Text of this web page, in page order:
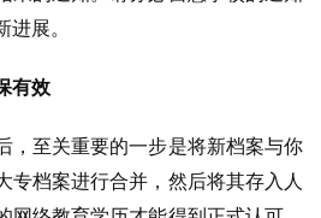
展。
有效
，至关重要的一步是将新档案与你
专档案进行合并，然后将其存入人